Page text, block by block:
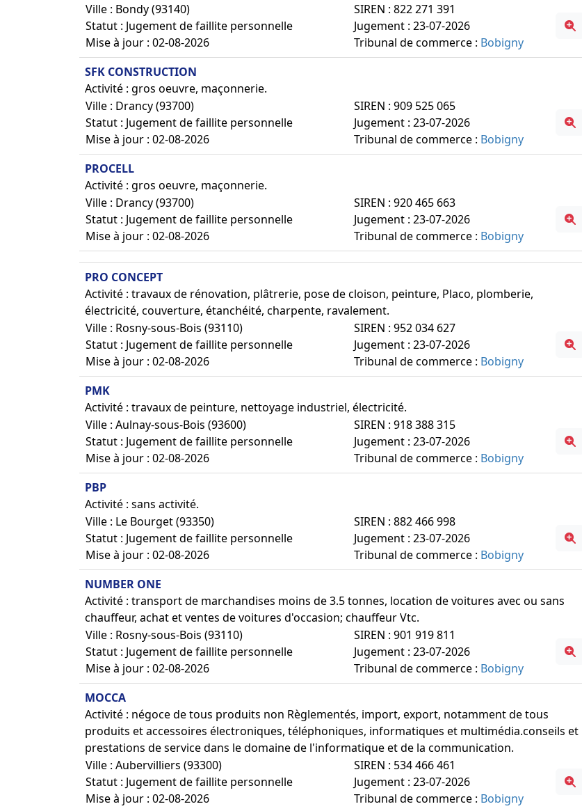
Ville : Bondy (93140)
Statut : Jugement de faillite personnelle
Mise à jour : 02-08-2026
SIREN : 822 271 391
Jugement : 23-07-2026
Tribunal de commerce : Bobigny
SFK CONSTRUCTION
Activité : gros oeuvre, maçonnerie.
Ville : Drancy (93700)
Statut : Jugement de faillite personnelle
Mise à jour : 02-08-2026
SIREN : 909 525 065
Jugement : 23-07-2026
Tribunal de commerce : Bobigny
PROCELL
Activité : gros oeuvre, maçonnerie.
Ville : Drancy (93700)
Statut : Jugement de faillite personnelle
Mise à jour : 02-08-2026
SIREN : 920 465 663
Jugement : 23-07-2026
Tribunal de commerce : Bobigny
PRO CONCEPT
Activité : travaux de rénovation, plâtrerie, pose de cloison, peinture, Placo, plomberie,
électricité, couverture, étanchéité, charpente, ravalement.
Ville : Rosny-sous-Bois (93110)
Statut : Jugement de faillite personnelle
Mise à jour : 02-08-2026
SIREN : 952 034 627
Jugement : 23-07-2026
Tribunal de commerce : Bobigny
PMK
Activité : travaux de peinture, nettoyage industriel, électricité.
Ville : Aulnay-sous-Bois (93600)
Statut : Jugement de faillite personnelle
Mise à jour : 02-08-2026
SIREN : 918 388 315
Jugement : 23-07-2026
Tribunal de commerce : Bobigny
PBP
Activité : sans activité.
Ville : Le Bourget (93350)
Statut : Jugement de faillite personnelle
Mise à jour : 02-08-2026
SIREN : 882 466 998
Jugement : 23-07-2026
Tribunal de commerce : Bobigny
NUMBER ONE
Activité : transport de marchandises moins de 3.5 tonnes, location de voitures avec ou sans
chauffeur, achat et ventes de voitures d'occasion; chauffeur Vtc.
Ville : Rosny-sous-Bois (93110)
Statut : Jugement de faillite personnelle
Mise à jour : 02-08-2026
SIREN : 901 919 811
Jugement : 23-07-2026
Tribunal de commerce : Bobigny
MOCCA
Activité : négoce de tous produits non Règlementés, import, export, notamment de tous
produits et accessoires électroniques, téléphoniques, informatiques et multimédia.conseils et
prestations de service dans le domaine de l'informatique et de la communication.
Ville : Aubervilliers (93300)
Statut : Jugement de faillite personnelle
Mise à jour : 02-08-2026
SIREN : 534 466 461
Jugement : 23-07-2026
Tribunal de commerce : Bobigny